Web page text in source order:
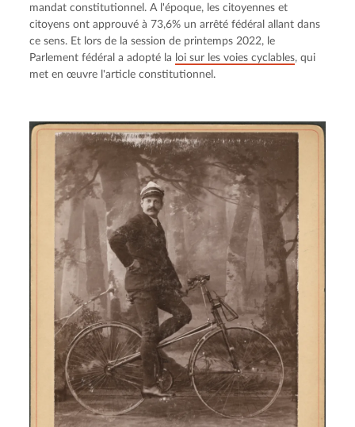
mandat constitutionnel. A l'époque, les citoyennes et
citoyens ont approuvé à 73,6% un arrêté fédéral allant dans
ce sens. Et lors de la session de printemps 2022, le
Parlement fédéral a adopté la loi sur les voies cyclables, qui
met en œuvre l'article constitutionnel.